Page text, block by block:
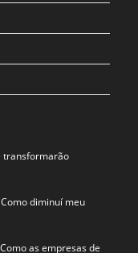
transformarão
diminuí meu
as empresas de